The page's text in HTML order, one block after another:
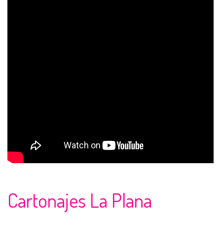
Cartonajes La Plana